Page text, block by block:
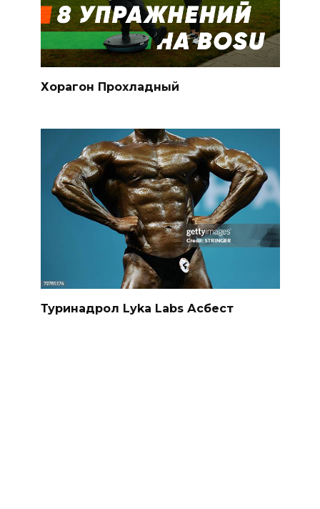
Хорагон Прохладный
Туринадрол Lyka Labs Асбест